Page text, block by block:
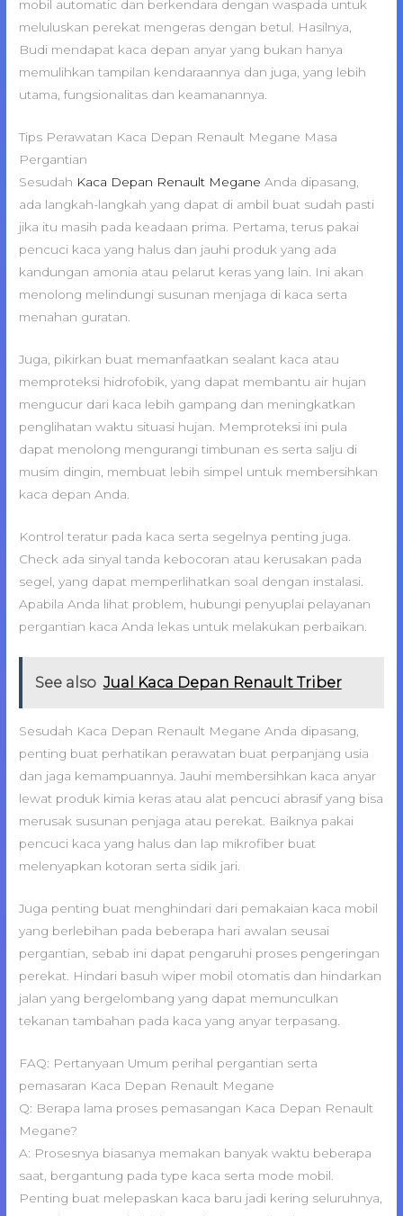
mobil automatic dan berkendara dengan waspada untuk
meluluskan perekat mengeras dengan betul. Hasilnya,
Budi mendapat kaca depan anyar yang bukan hanya
memulihkan tampilan kendaraannya dan juga, yang lebih
utama, fungsionalitas dan keamanannya.
Tips Perawatan Kaca Depan Renault Megane Masa
Pergantian
Sesudah Kaca Depan Renault Megane Anda dipasang,
ada langkah-langkah yang dapat di ambil buat sudah pasti
jika itu masih pada keadaan prima. Pertama, terus pakai
pencuci kaca yang halus dan jauhi produk yang ada
kandungan amonia atau pelarut keras yang lain. Ini akan
menolong melindungi susunan menjaga di kaca serta
menahan guratan.
Juga, pikirkan buat memanfaatkan sealant kaca atau
memproteksi hidrofobik, yang dapat membantu air hujan
mengucur dari kaca lebih gampang dan meningkatkan
penglihatan waktu situasi hujan. Memproteksi ini pula
dapat menolong mengurangi timbunan es serta salju di
musim dingin, membuat lebih simpel untuk membersihkan
kaca depan Anda.
Kontrol teratur pada kaca serta segelnya penting juga.
Check ada sinyal tanda kebocoran atau kerusakan pada
segel, yang dapat memperlihatkan soal dengan instalasi.
Apabila Anda lihat problem, hubungi penyuplai pelayanan
pergantian kaca Anda lekas untuk melakukan perbaikan.
See also Jual Kaca Depan Renault Triber
Sesudah Kaca Depan Renault Megane Anda dipasang,
penting buat perhatikan perawatan buat perpanjang usia
dan jaga kemampuannya. Jauhi membersihkan kaca anyar
lewat produk kimia keras atau alat pencuci abrasif yang bisa
merusak susunan penjaga atau perekat. Baiknya pakai
pencuci kaca yang halus dan lap mikrofiber buat
melenyapkan kotoran serta sidik jari.
Juga penting buat menghindari dari pemakaian kaca mobil
yang berlebihan pada beberapa hari awalan seusai
pergantian, sebab ini dapat pengaruhi proses pengeringan
perekat. Hindari basuh wiper mobil otomatis dan hindarkan
jalan yang bergelombang yang dapat memunculkan
tekanan tambahan pada kaca yang anyar terpasang.
FAQ: Pertanyaan Umum perihal pergantian serta
pemasaran Kaca Depan Renault Megane
Q: Berapa lama proses pemasangan Kaca Depan Renault
Megane?
A: Prosesnya biasanya memakan banyak waktu beberapa
saat, bergantung pada type kaca serta mode mobil.
Penting buat melepaskan kaca baru jadi kering seluruhnya,